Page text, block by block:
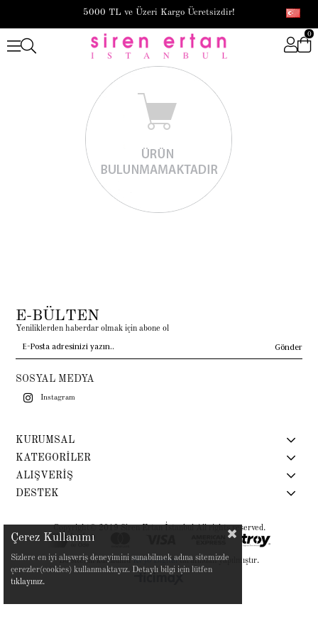
5000 TL ve Üzeri Kargo Ücretsizdir!
0
E-BÜLTEN
Yeniliklerden haberdar olmak için abone ol
Gönder
SOSYAL MEDYA
Instagram
KURUMSAL
KATEGORİLER
ALIŞVERİŞ
DESTEK
Copyright© 2019 Siren Ertan İstanbul All rights reserved.
Bu sitenin kurulumuKeyo Digital tarafından yapılmıştır.
Çerez Kullanımı
Sizlere en iyi alışveriş deneyimini sunabilmek adına sitemizde
çerezler(cookies) kullanmaktayız. Detaylı bilgi için lütfen
tıklayınız.